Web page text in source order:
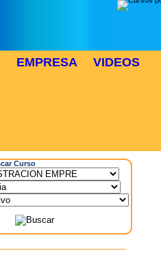
EMPRESA VIDEOS
Curso